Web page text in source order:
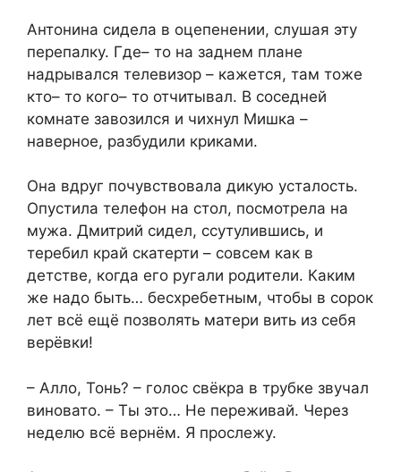
Антонина сидела в оцепенении, слушая эту
перепалку. Где– то на заднем плане
надрывался телевизор – кажется, там тоже
кто– то кого– то отчитывал. В соседней
комнате завозился и чихнул Мишка –
наверное, разбудили криками.
Она вдруг почувствовала дикую усталость.
Опустила телефон на стол, посмотрела на
мужа. Дмитрий сидел, ссутулившись, и
теребил край скатерти – совсем как в
детстве, когда его ругали родители. Каким
же надо быть… бесхребетным, чтобы в сорок
лет всё ещё позволять матери вить из себя
верёвки!
– Алло, Тонь? – голос свёкра в трубке звучал
виновато. – Ты это… Не переживай. Через
неделю всё вернём. Я прослежу.